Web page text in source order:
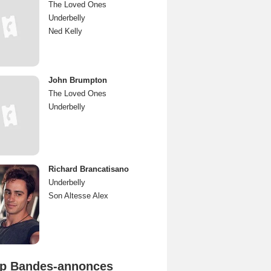
The Loved Ones
Underbelly
Ned Kelly
John Brumpton
The Loved Ones
Underbelly
Richard Brancatisano
Underbelly
Son Altesse Alex
Bandes-annonces